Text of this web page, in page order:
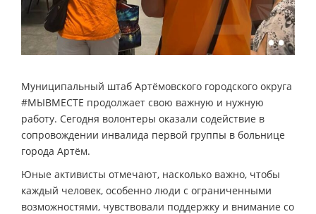
Муниципальный штаб Артёмовского городского округа
#МЫВМЕСТЕ продолжает свою важную и нужную
работу. Сегодня волонтеры оказали содействие в
сопровождении инвалида первой группы в больнице
города Артём.
Юные активисты отмечают, насколько важно, чтобы
каждый человек, особенно люди с ограниченными
возможностями, чувствовали поддержку и внимание со